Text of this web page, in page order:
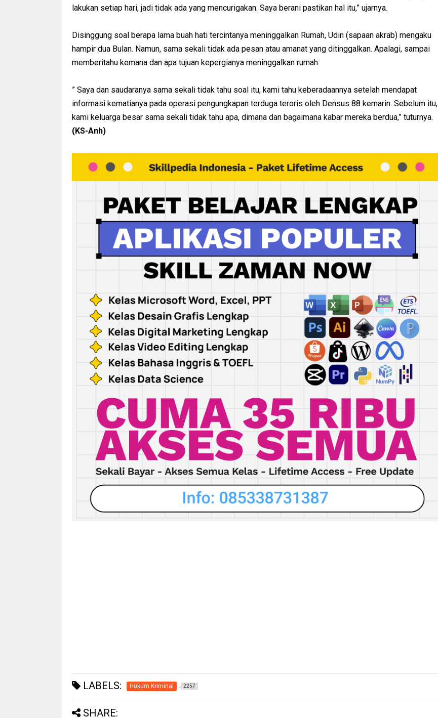
lakukan setiap hari, jadi tidak ada yang mencurigakan. Saya berani pastikan hal itu,” ujarnya.
Disinggung soal berapa lama buah hati tercintanya meninggalkan Rumah, Udin (sapaan akrab) mengaku
hampir dua Bulan. Namun, sama sekali tidak ada pesan atau amanat yang ditinggalkan. Apalagi, sampai
memberitahu kemana dan apa tujuan kepergianya meninggalkan rumah.
” Saya dan saudaranya sama sekali tidak tahu soal itu, kami tahu keberadaannya setelah mendapat
informasi kematianya pada operasi pengungkapan terduga teroris oleh Densus 88 kemarin. Sebelum itu,
kami keluarga besar sama sekali tidak tahu apa, dimana dan bagaimana kabar mereka berdua,” tuturnya.
(KS-Anh)
LABELS: Hukum Kriminal 2257
SHARE: